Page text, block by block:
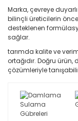
Marka, çevreye
bilinçli üreticilerin
desteklenen
sağlar.
tarımda kalite ve
ortağıdır. Doğru
çözümleriyle